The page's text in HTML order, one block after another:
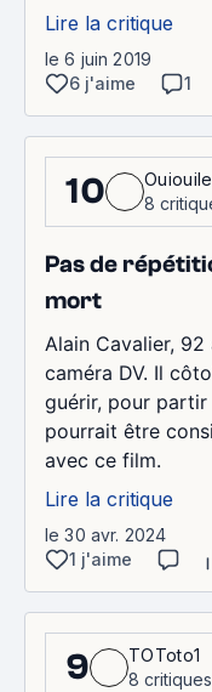
Lire la critique
le 6 juin 2019
6 j'aime
1
10
8
Pas de
mort
Alain Cavalier,
caméra DV. Il
guérir, pour
pourrait être
avec ce film.
Lire la critique
le 30 avr. 2024
1 j'aime
9
TOToto1
8 critiques